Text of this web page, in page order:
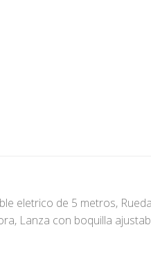
eletrico de 5 metros,
Lanza con boquilla